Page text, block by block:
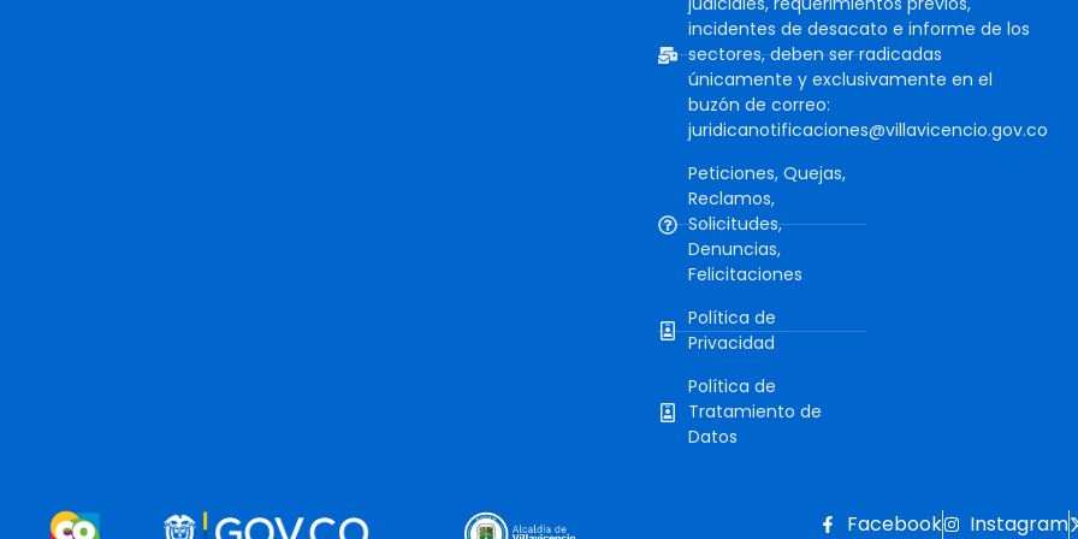
incidentes de desacato e informe de los
sectores, deben ser radicadas
únicamente y exclusivamente en el
buzón de correo:
juridicanotificaciones@villavicencio.gov.co
Peticiones, Quejas,
Reclamos,
Solicitudes,
Denuncias,
Felicitaciones
Política de
Privacidad
Política de
Tratamiento de
Datos
Facebook Instagram